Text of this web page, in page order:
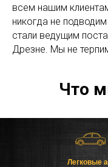
всем нашим
никогда не
стали ведущим
Дрезне. Мы не
Что
Легковые